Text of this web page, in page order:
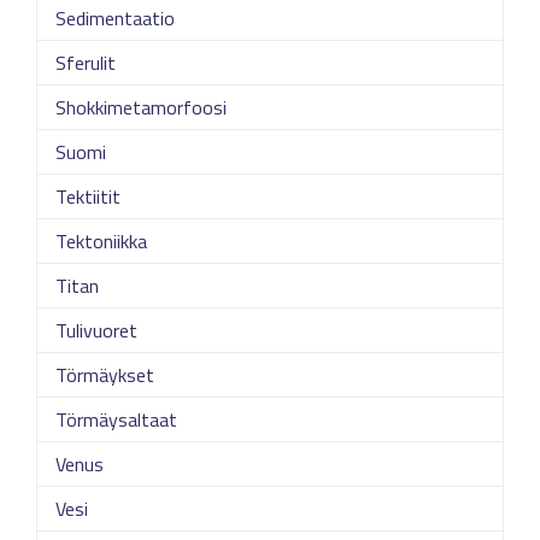
Sedimentaatio
Sferulit
Shokkimetamorfoosi
Suomi
Tektiitit
Tektoniikka
Titan
Tulivuoret
Törmäykset
Törmäysaltaat
Venus
Vesi